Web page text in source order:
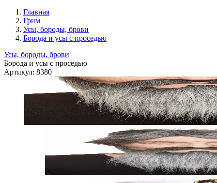
Главная
Грим
Усы, бороды, брови
Борода и усы с проседью
Усы, бороды, брови
Борода и усы с проседью
Артикул: 8380